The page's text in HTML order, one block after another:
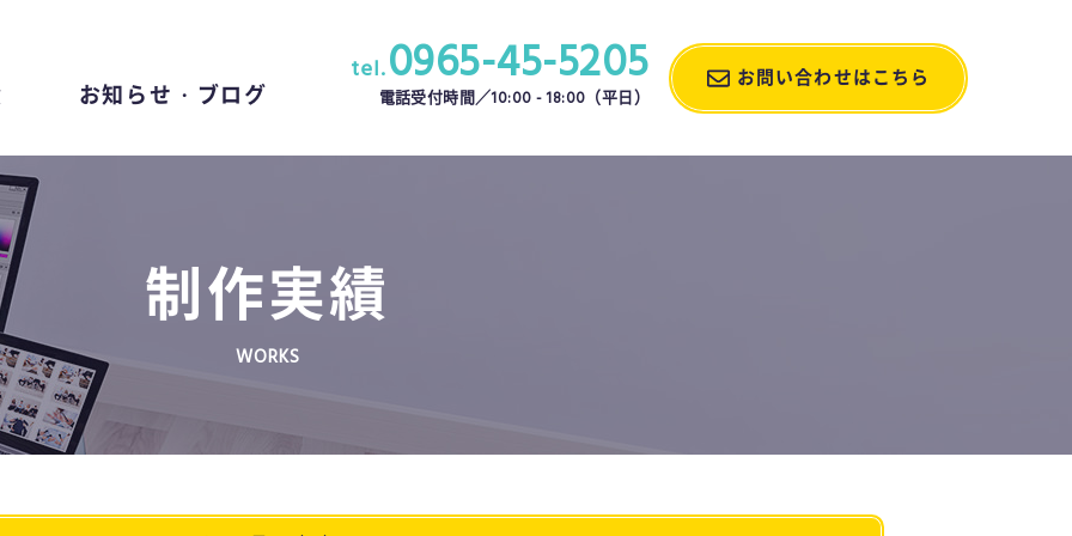
お知らせ・ブログ
tel.0965-45-5205
電話受付時間／10:00 - 18:00 （平日）
お問い合わせはこちら
制作実績
WORKS